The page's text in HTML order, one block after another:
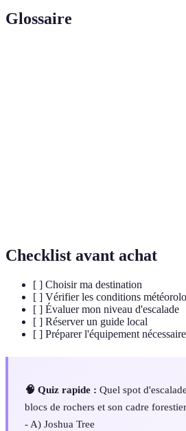
Glossaire
Checklist avant achat
[ ] Choisir ma destination
[ ] Vérifier les conditions
[ ] Évaluer mon niveau d'escalade
[ ] Réserver un guide local
[ ] Préparer l'équipement nécessaire
🧠 Quiz rapide : Quel spot
blocs de rochers et son cadre
- A) Joshua Tree